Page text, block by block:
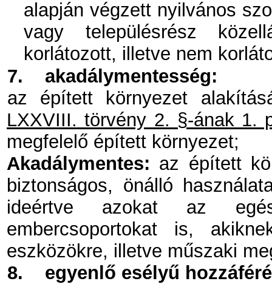
alapján végzett nyilvános
vagy településrész
korlátozott, illetve nem
7.
akadálymentesség:
az épített környezet
LXXVIII. törvény 2. §-ának 1.
megfelelő épített környezet;
Akadálymentes: az épített
biztonságos, önálló
ideértve azokat az
embercsoportokat is,
eszközökre, illetve műszaki
8.
egyenlő esélyű